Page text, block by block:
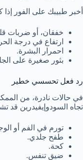
أخبر طبيبك على الفور إذا
خفقان، أو ضربات
ارتفاع في درجة
احمرار البشرة.
بثور صغيرة على
رد فعل تحسسي خطير
في حالات نادرة، من
تجاه السودوإيفيدرين قد
تورم في الفم أو
طفح جلدي.
كحة.
ضيق تنفس.